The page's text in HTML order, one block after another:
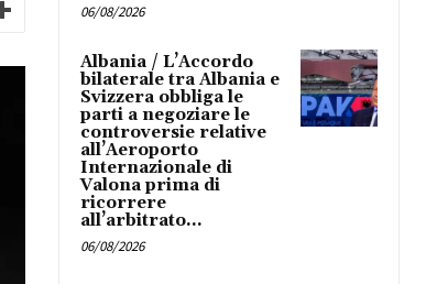
06/08/2026
Albania / L’Accordo
bilaterale tra Albania e
Svizzera obbliga le
parti a negoziare le
controversie relative
all’Aeroporto
Internazionale di
Valona prima di
ricorrere
all’arbitrato...
06/08/2026